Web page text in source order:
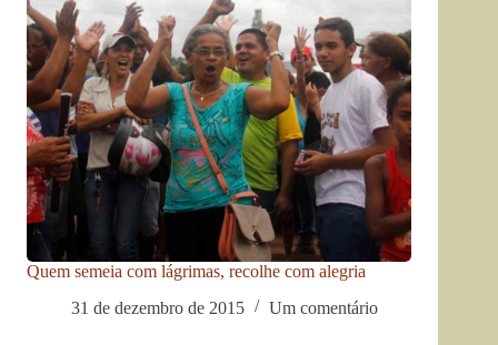
Quem semeia com lágrimas, recolhe com alegria
31 de dezembro de 2015
Um comentário